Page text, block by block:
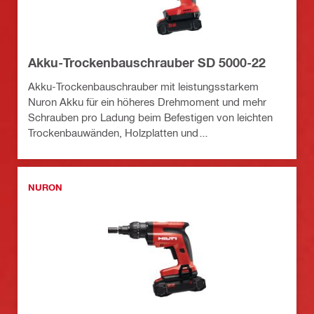
Akku-Trockenbauschrauber SD 5000-22
Akku-Trockenbauschrauber mit leistungsstarkem
Nuron Akku für ein höheres Drehmoment und mehr
Schrauben pro Ladung beim Befestigen von leichten
Trockenbauwänden, Holzplatten und
NURON